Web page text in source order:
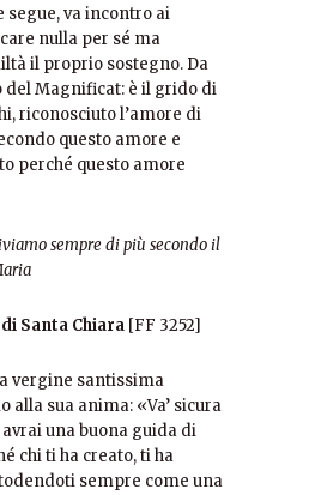
segue, va incontro ai
nulla per sé ma
il proprio sostegno. Da
del Magnificat: è il grido di
riconosciuto l’amore di
questo amore e
perché questo amore
sempre di più secondo il
Santa Chiara [FF 3252]
vergine santissima
alla sua anima: «Va’ sicura
una buona guida di
chi ti ha creato, ti ha
sempre come una